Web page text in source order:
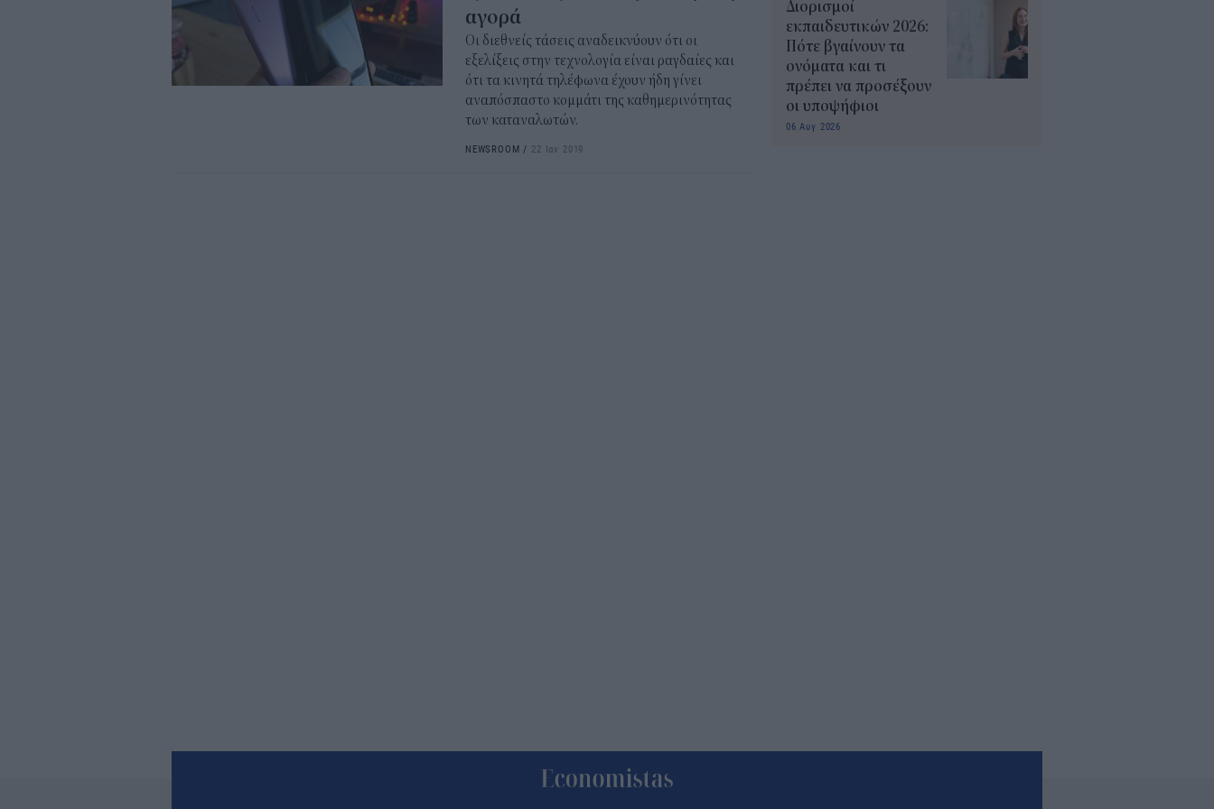
αγορά
Οι διεθνείς τάσεις αναδεικνύουν ότι οι
εξελίξεις στην τεχνολογία είναι ραγδαίες και
ότι τα κινητά τηλέφωνα έχουν ήδη γίνει
αναπόσπαστο κομμάτι της καθημερινότητας
των καταναλωτών.
NEWSROOM / 22 Ιαν 2019
Διορισμοί
εκπαιδευτικών 2026:
Πότε βγαίνουν τα
ονόματα και τι
πρέπει να προσέξουν
οι υποψήφιοι
06 Αυγ 2026